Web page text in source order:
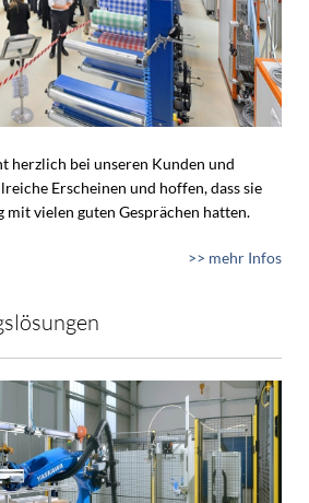
herzlich bei unseren Kunden und
Erscheinen und hoffen, dass sie
mit vielen guten Gesprächen hatten.
>> mehr Infos